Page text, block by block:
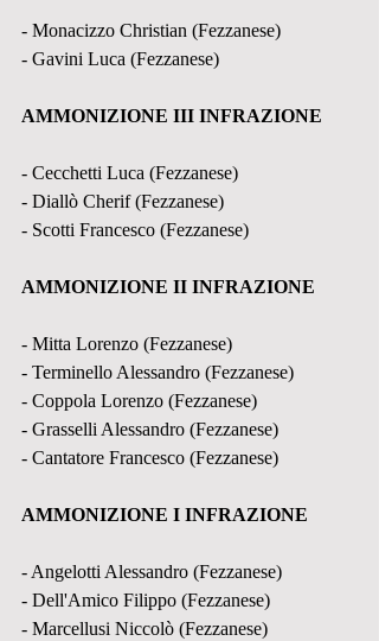
- Monacizzo Christian (Fezzanese)
- Gavini Luca (Fezzanese)
AMMONIZIONE III INFRAZIONE
- Cecchetti Luca (Fezzanese)
- Diallò Cherif (Fezzanese)
- Scotti Francesco (Fezzanese)
AMMONIZIONE II INFRAZIONE
- Mitta Lorenzo (Fezzanese)
- Terminello Alessandro (Fezzanese)
- Coppola Lorenzo (Fezzanese)
- Grasselli Alessandro (Fezzanese)
- Cantatore Francesco (Fezzanese)
AMMONIZIONE I INFRAZIONE
- Angelotti Alessandro (Fezzanese)
- Dell'Amico Filippo (Fezzanese)
- Marcellusi Niccolò (Fezzanese)